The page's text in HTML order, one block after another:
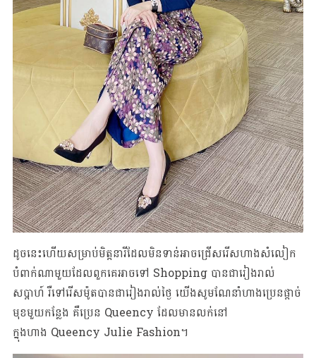
ដូចនេះហើយសម្រាប់មិត្តនារីដែលមិនទាន់អាចជ្រើសរើសហាងសំលៀក
បំពាក់ណាមួយដែលពួកគេអាចទៅ Shopping បានជារៀងរាល់
សប្តាហ៍ រឺទៅរើសម៉ូតបានជារៀងរាល់ថ្ងៃ យើងសូមណែនាំហាងប្រេនផ្តាច់
មុខមួយកន្លែង គឺប្រេន Queency ដែលមានលក់នៅ
ក្នុងហាង Queency Julie Fashion។